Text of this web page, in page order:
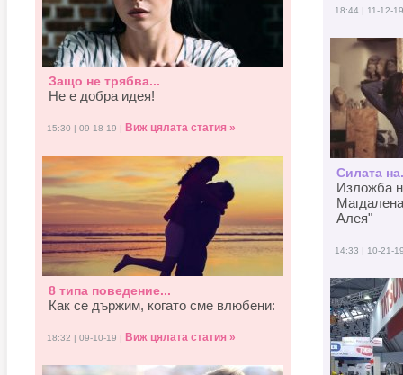
Защо не трябва...
Не е добра идея!
15:30 | 09-18-19 | Виж цялата статия »
8 типа поведение...
Как се държим, когато смe влюбени:
18:32 | 09-10-19 | Виж цялата статия »
18:44 | 11-12-
Силата
Изложба
Алея"
14:33 | 10-21-